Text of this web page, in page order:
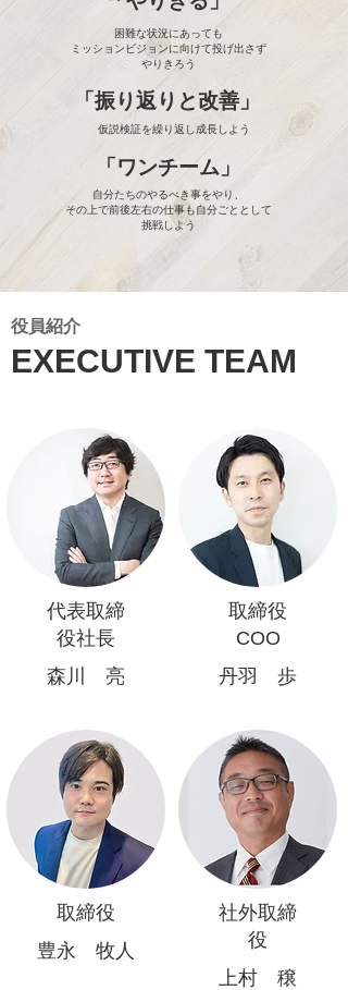
困難な状況にあっても
ミッションビジョンに向けて投げ出さず
やりきろう
「振り返りと改善」
​仮説検証を繰り返し成長しよう
「ワンチーム」
自分たちのやるべき事をやり、
その上で前後左右の仕事も自分ごととして
挑戦しよう
​役員紹介
EXECUTIVE TEAM
代表取締
役社長
森川 亮
取締役
豊永 牧人
取締役
COO
丹羽 歩
社外取締
役
上村 穣